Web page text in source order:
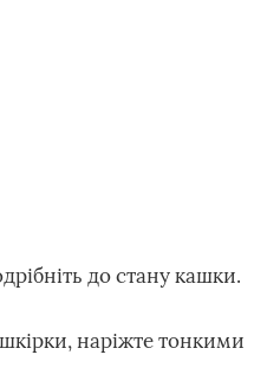
до стану кашки.
шкірки, наріжте тонкими